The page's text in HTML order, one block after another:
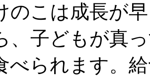
のこは成長が
、子どもが真
べられます。